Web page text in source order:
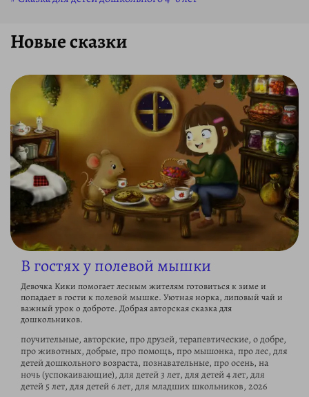
Новые сказки
В гостях у полевой мышки
Девочка Кики помогает лесным жителям готовиться к зиме и
попадает в гости к полевой мышке. Уютная норка, липовый чай и
важный урок о доброте. Добрая авторская сказка для
дошкольников.
поучительные, авторские, про друзей, терапевтические, о добре,
про животных, добрые, про помощь, про мышонка, про лес, для
детей дошкольного возраста, познавательные, про осень, на
ночь (успокаивающие), для детей 3 лет, для детей 4 лет, для
детей 5 лет, для детей 6 лет, для младших школьников, 2026